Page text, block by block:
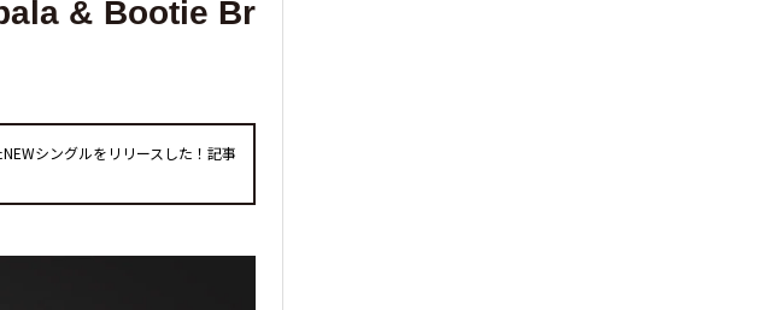
& Bootie Br
シングルをリリースした！記事